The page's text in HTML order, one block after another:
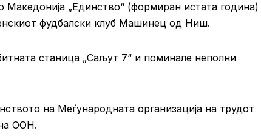
Македонија „Единство“ (формиран истата година)
фудбалски клуб Машинец од Ниш.
станица „Саљут 7“ и поминале неполни
на Меѓународната организација на трудот
ООН.